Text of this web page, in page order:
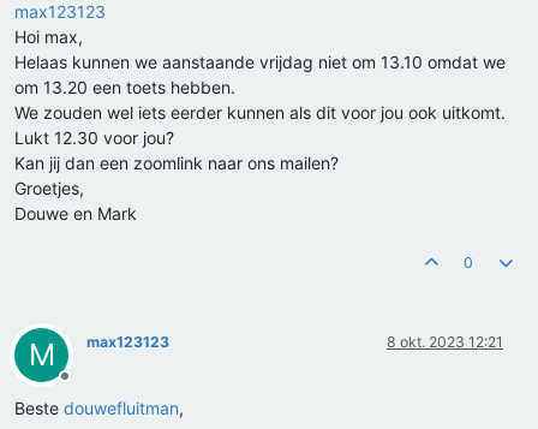
max123123
Hoi max,
Helaas kunnen we aanstaande vrijdag niet om 13.10 omdat we
om 13.20 een toets hebben.
We zouden wel iets eerder kunnen als dit voor jou ook uitkomt.
Lukt 12.30 voor jou?
Kan jij dan een zoomlink naar ons mailen?
Groetjes,
Douwe en Mark
0
M
Offline
max123123 8 okt. 2023 12:21
Beste douwefluitman,